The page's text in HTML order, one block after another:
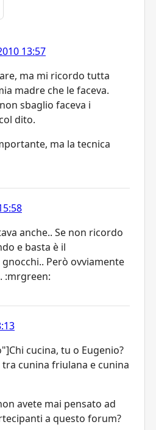
13:57
ma mi ricordo tutta
madre che le faceva.
sbaglio faceva i
dito.
ma la tecnica
anche.. Se non ricordo
e basta è il
Però ovviamente
:mrgreen:
cucina, tu o Eugenio?
tra cunina friulana e cunina
avete mai pensato ad
a questo forum?